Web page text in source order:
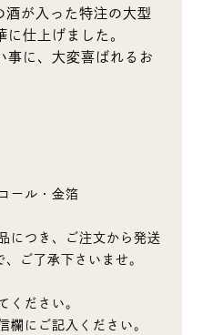
が入った特注の大型
に仕上げました。
事に、大変喜ばれるお
ール・金箔
につき、ご注文から発送
ご了承下さいませ。
ください。
欄にご記入ください。